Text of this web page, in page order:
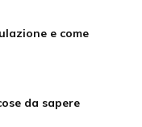
e come
da sapere